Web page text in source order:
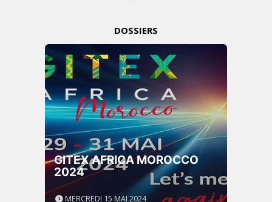
DOSSIERS
GITEX AFRICA MOROCCO
2024
MERCREDI 15 MAI 2024